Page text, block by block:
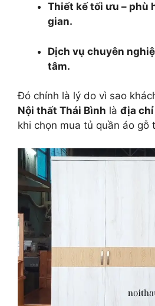
Thiết kế tối ưu – phù
gian.
Dịch vụ chuyên
tâm.
Đó chính là lý do vì sao
Nội thất Thái Bình là địa
khi chọn mua tủ quần áo gỗ